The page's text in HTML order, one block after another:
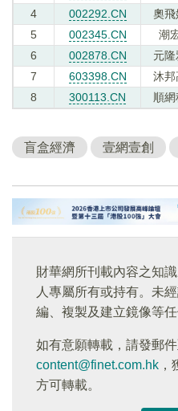
4
002292.CN 奧飛
5
002345.CN 潮
6
002878.CN 元隆
7
603398.CN 沐邦
8
300113.CN 順
盲盒經濟 壹網壹創
財華網所刊載內容之知
人專屬所有或持有。未
編、複製及建立鏡像等任
如有意願轉載，請發郵
content@finet.com.hk
方可轉載。